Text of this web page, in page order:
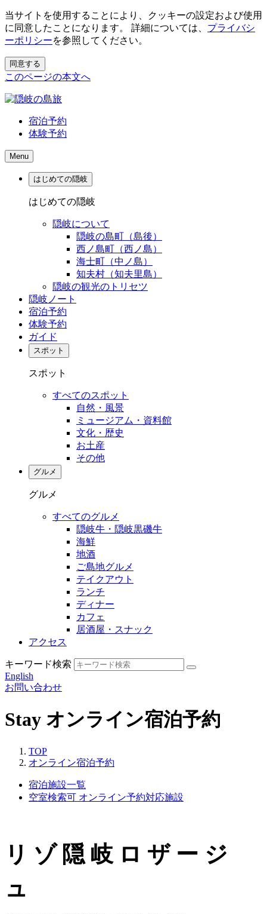
当サイトを使用することにより、クッキーの設定および使用
に同意したことになります。 詳細については、 プライバシ
ーポリシーを参照してください。
同意する
このページの本文へ
宿泊予約
体験予約
Menu
はじめての隠岐
はじめての隠岐
隠岐について
隠岐の島町（島後）
西ノ島町（西ノ島）
海士町（中ノ島）
知夫村（知夫里島）
隠岐の観光のトリセツ
隠岐ノート
宿泊予約
体験予約
ガイド
スポット
スポット
すべてのスポット
自然・風景
ミュージアム・資料館
文化・歴史
お土産
その他
グルメ
グルメ
すべてのグルメ
隠岐牛・隠岐黒磯牛
海鮮
地酒
ご島地グルメ
テイクアウト
ランチ
ディナー
カフェ
居酒屋・スナック
アクセス
キーワード検索
English
お問い合わせ
Stay オンライン宿泊予約
TOP
オンライン宿泊予約
宿泊施設一覧
空室検索可 オンライン予約対応施設
リゾ隠岐ロザージ
ュ